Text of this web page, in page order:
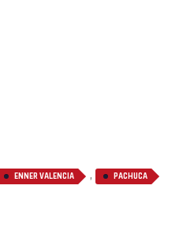
ENNER VALENCIA , PACHUCA